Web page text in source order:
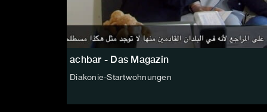
achbar - Das Magazin
Diakonie-Startwohnungen